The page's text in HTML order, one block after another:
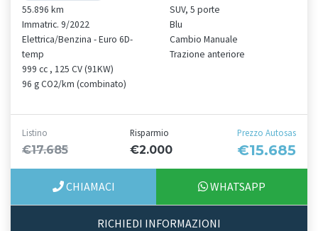
55.896 km
Immatric. 9/2022
Elettrica/Benzina - Euro 6D-
temp
999 cc , 125 CV (91KW)
96 g CO2/km (combinato)
SUV, 5 porte
Blu
Cambio Manuale
Trazione anteriore
Listino
€17.685
Risparmio
€2.000
Prezzo Autosas
€15.685
CHIAMACI WHATSAPP
RICHIEDI INFORMAZIONI